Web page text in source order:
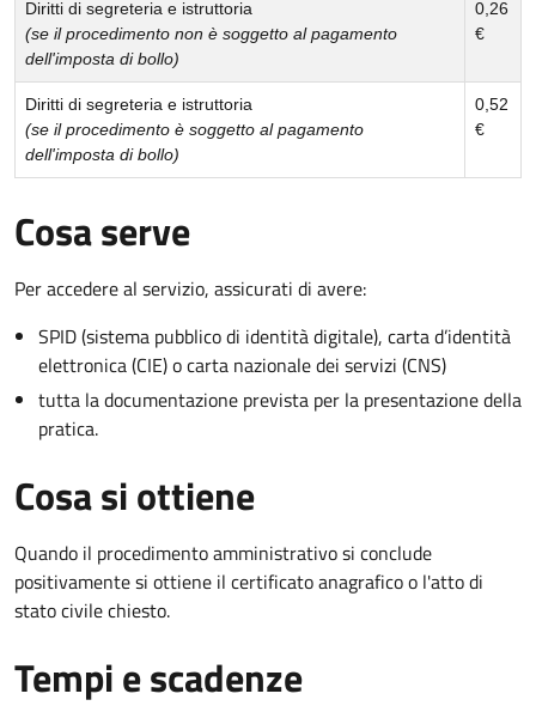
Diritti di segreteria e istruttoria
(se il procedimento non è soggetto al pagamento
dell'imposta di bollo)
0,26
€
Diritti di segreteria e istruttoria
(se il procedimento è soggetto al pagamento
dell'imposta di bollo)
0,52
€
Cosa serve
Per accedere al servizio, assicurati di avere:
SPID (sistema pubblico di identità digitale), carta d’identità
elettronica (CIE) o carta nazionale dei servizi (CNS)
tutta la documentazione prevista per la presentazione della
pratica.
Cosa si ottiene
Quando il procedimento amministrativo si conclude
positivamente si ottiene il certificato anagrafico o l'atto di
stato civile chiesto.
Tempi e scadenze